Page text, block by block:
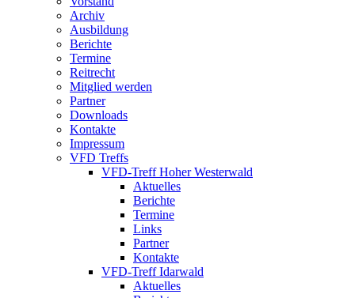
Archiv
Ausbildung
Berichte
Termine
Reitrecht
Mitglied werden
Partner
Downloads
Kontakte
Impressum
VFD Treffs
VFD-Treff Hoher Westerwald
Aktuelles
Berichte
Termine
Links
Partner
Kontakte
VFD-Treff Idarwald
Aktuelles